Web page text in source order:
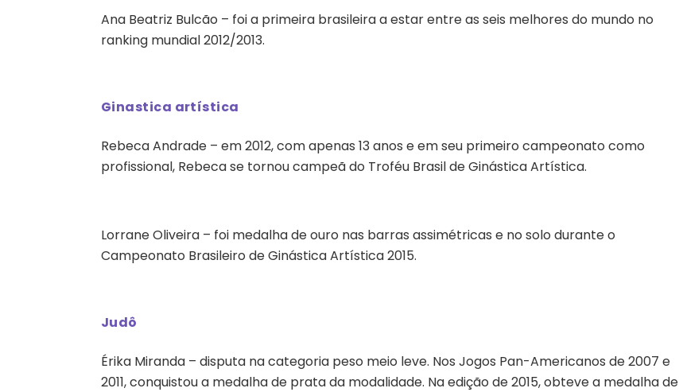
Ana Beatriz Bulcão – foi a primeira brasileira a estar entre as seis melhores do mundo no
ranking mundial 2012/2013.
Ginastica artística
Rebeca Andrade – em 2012, com apenas 13 anos e em seu primeiro campeonato como
profissional, Rebeca se tornou campeã do Troféu Brasil de Ginástica Artística.
Lorrane Oliveira – foi medalha de ouro nas barras assimétricas e no solo durante o
Campeonato Brasileiro de Ginástica Artística 2015.
Judô
Érika Miranda – disputa na categoria peso meio leve. Nos Jogos Pan-Americanos de 2007 e
2011, conquistou a medalha de prata da modalidade. Na edição de 2015, obteve a medalha de